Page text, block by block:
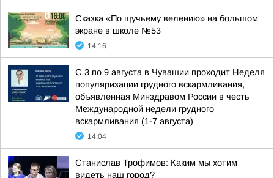
Сказка «По щучьему велению» на большом
экране в школе №53
14:16
С 3 по 9 августа в Чувашии проходит Неделя
популяризации грудного вскармливания,
объявленная Минздравом России в честь
Международной недели грудного
вскармливания (1-7 августа)
14:04
Станислав Трофимов: Каким мы хотим
видеть наш город?